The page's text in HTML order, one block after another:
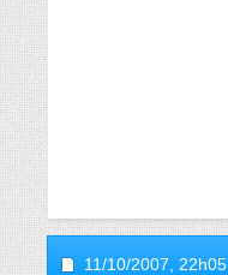
11/10/2007, 22h05